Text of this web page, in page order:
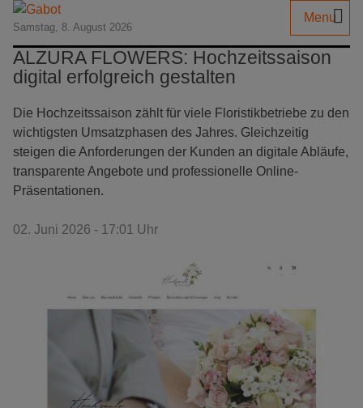
Samstag, 8. August 2026
Menu
ALZURA FLOWERS: Hochzeitssaison
digital erfolgreich gestalten
Die Hochzeitssaison zählt für viele Floristikbetriebe zu den
wichtigsten Umsatzphasen des Jahres. Gleichzeitig
steigen die Anforderungen der Kunden an digitale Abläufe,
transparente Angebote und professionelle Online-
Präsentationen.
02. Juni 2026 - 17:01 Uhr